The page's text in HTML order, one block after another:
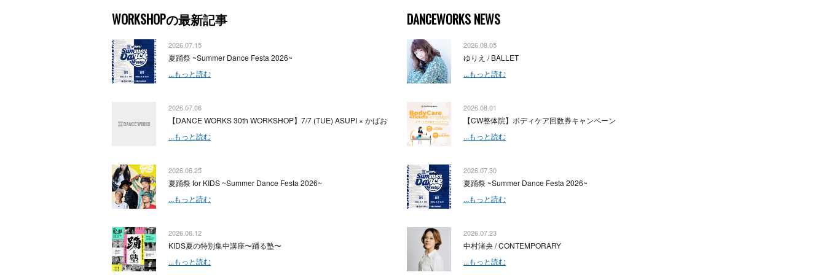
WORKSHOPの最新記事
2026.07.15
夏踊祭 ~Summer Dance Festa 2026~
...もっと読む
2026.07.06
【DANCE WORKS 30th WORKSHOP】7/7 (TUE) ASUPI × かばお
...もっと読む
2026.06.25
夏踊祭 for KIDS ~Summer Dance Festa 2026~
...もっと読む
2026.06.12
KIDS夏の特別集中講座〜踊る塾〜
...もっと読む
DANCEWORKS NEWS
2026.08.05
ゆりえ / BALLET
...もっと読む
2026.08.01
【CW整体院】ボディケア回数券キャンペーン
...もっと読む
2026.07.30
夏踊祭 ~Summer Dance Festa 2026~
...もっと読む
2026.07.23
中村渚央 / CONTEMPORARY
...もっと読む